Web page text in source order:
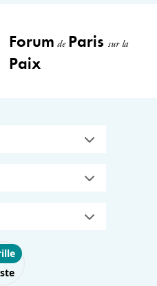
Forum de Parissur la
Paix
layout